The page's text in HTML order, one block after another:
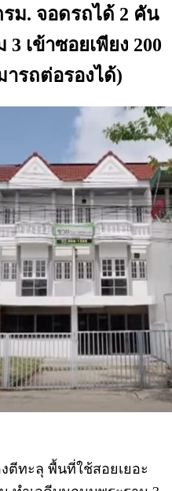
รม. จอดรถได้ 2 คัน
เข้าซอยเพียง 200
ารถต่อรองได้)
ตีทะลุ พื้นที่ใช้สอยเยอะ